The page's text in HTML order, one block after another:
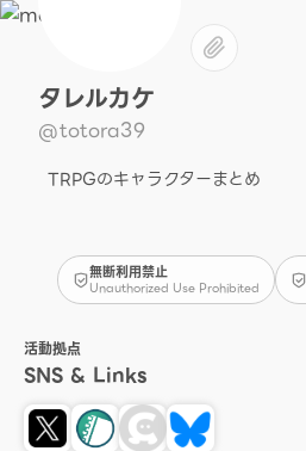
タレルカケ
@totora39
TRPGのキャラクターまとめ
無断利用禁止
Unauthorized Use Prohibited
活動拠点
SNS & Links